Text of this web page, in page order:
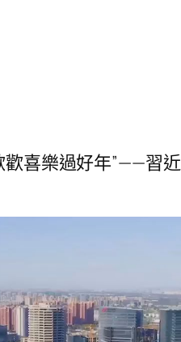
喜樂過好年”——習